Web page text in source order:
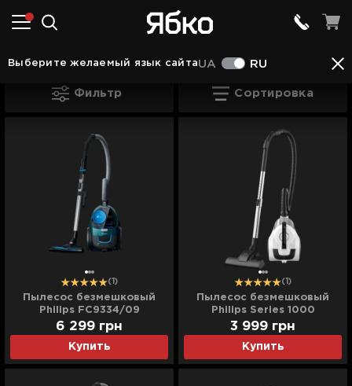
Выберите желаемый язык сайтаUA RU
Пылесосы в Виноградове Пылесосы Philips в
Пылесосы Philips в Виноградове
Фильтр Сортировка
(1)
Пылесос безмешковый
Philips FC9334/09
(Black/Green)
Купить
6 299 грн
(1)
Пылесос безмешковый
Philips Series 1000
XB1111/10 (White)
Купить
3 999 грн